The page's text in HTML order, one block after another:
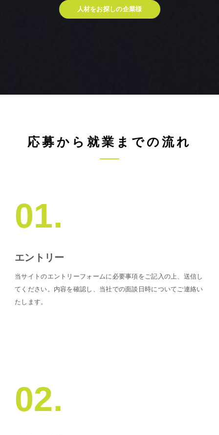
人材をお探しの企業様
応募から就業までの流れ
01.
エントリー
当サイトのエントリーフォームに必要事項をご記入の上、送信し
てください。内容を確認し、当社での面談日時についてご連絡い
たします。
02.